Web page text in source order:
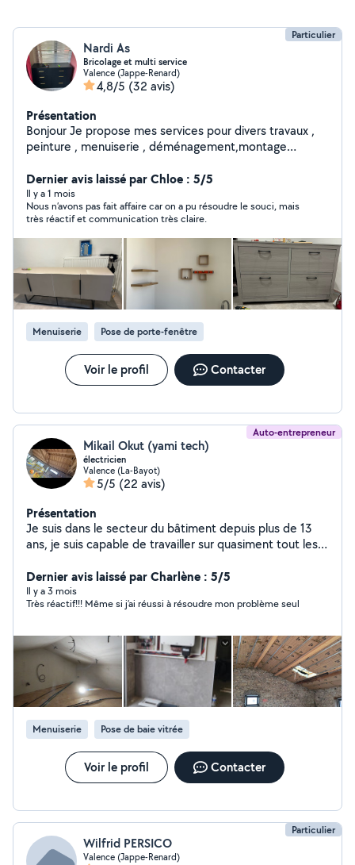
Particulier
Nardi As
Bricolage et multi service
Valence (Jappe-Renard)
4,8/5 (32 avis)
Présentation
Bonjour Je propose mes services pour divers travaux ,
peinture , menuiserie , déménagement,montage
Dernier avis laissé par Chloe : 5/5
Il y a 1 mois
Nous n’avons pas fait affaire car on a pu résoudre le souci, mais
très réactif et communication très claire.
Menuiserie Pose de porte-fenêtre
Voir le profil Contacter
Auto-entrepreneur
Mikail Okut (yami tech)
électricien
Valence (La-Bayot)
5/5 (22 avis)
Présentation
Je suis dans le secteur du bâtiment depuis plus de 13
ans, je suis capable de travailler sur quasiment tout les
une tâche je vous le dirais tout de suite, aucun travail ne
sera laisser à moitié. Travail soigner et chantier propre
garantie.
Dernier avis laissé par Charlène : 5/5
Il y a 3 mois
Très réactif!!! Même si j’ai réussi à résoudre mon problème seul
Menuiserie Pose de baie vitrée
Voir le profil Contacter
Particulier
Wilfrid PERSICO
Valence (Jappe-Renard)